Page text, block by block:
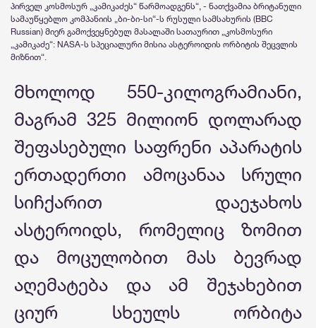
პირველ კოსმოსურ „კამიკაძეს“ წარმოადგენს“, - ნათქვამია ბრიტანული
სამაუწყებლო კომპანიის „ბი-ბი-სი“-ს რუსული სამსახურის (BBC
Russian) მიერ გამოქვეყნებულ მასალაში სათაურით „კოსმოსური
„კამიკაძე“: NASA-ს სპეციალური მისია ასტეროიდის ორბიტის შეცვლის
მიზნით“.
მხოლოდ 550-კილოგრამიანი,
მაგრამ 325 მილიონ დოლარად
შეფასებული საფრენი აპარატის
ერთადერთი ამოცანაა სრული
სიჩქარით დაეჯახოს
ასტეროიდს, რომელიც ზომით
და მოცულობით მას ბევრად
აღემატება და ამ შეჯახებით
ციურ სხეულს ორბიტა